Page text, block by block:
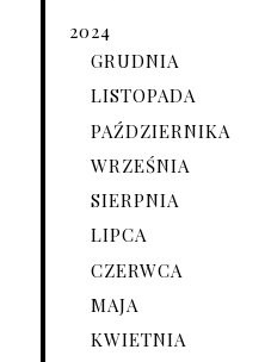
2024
GRUDNIA
LISTOPADA
PAŹDZIERNIKA
WRZEŚNIA
SIERPNIA
LIPCA
CZERWCA
MAJA
KWIETNIA